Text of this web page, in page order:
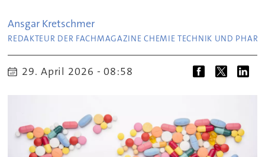
Ansgar Kretschmer
REDAKTEUR DER FACHMAGAZINE CHEMIE TECHNIK UND
29. April 2026 - 08:58